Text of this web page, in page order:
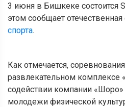
3 июня в Бишкеке состоится
этом сообщает
спорта.
Как отмечается,
развлекательном комплексе
содействии компании «Шоро»
молодежи физической